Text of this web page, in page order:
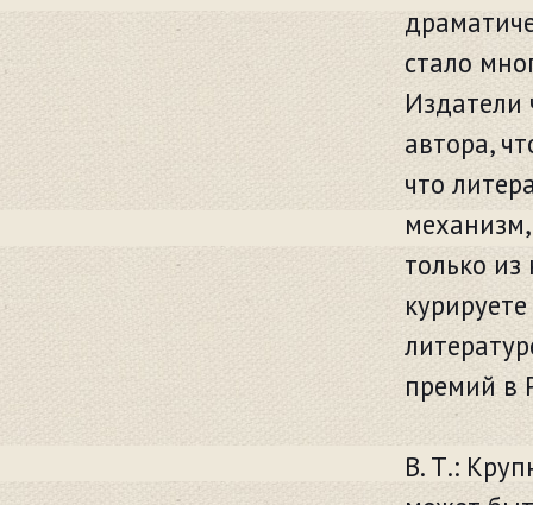
стало
Издатели
автора,
что
только
премий в
В. Т.: